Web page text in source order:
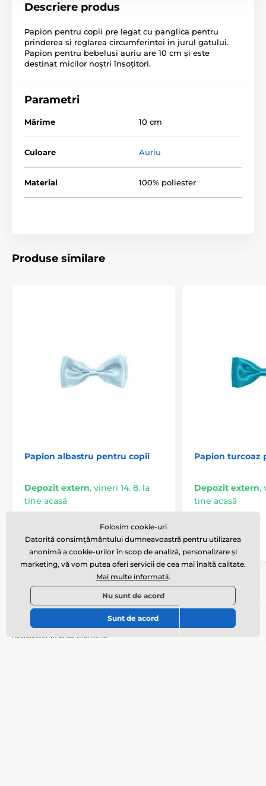
Descriere produs
Papion pentru copii pre legat cu panglica pentru
prinderea si reglarea circumferintei in jurul gatului.
Papion pentru bebelusi auriu are 10 cm şi este
destinat micilor noştri însoţitori.
Parametri
Mărime 10 cm
Culoare Auriu
Material 100% poliester
Produse similare
Papion albastru pentru copii
Depozit extern, vineri 14. 8. la
tine acasă
În coș
Papion turcoaz
Depozit extern,
tine acasă
Abonați-vă la newsletter
Introduceți aici e-mailul dvs. Conectează
Datele dvs. sunt în siguranță la noiși vă puteți dezabona de la
newsletter în orice moment.
Folosim cookie-uri
Datorită consimțământului dumneavoastră pentru utilizarea
anonimă a cookie-urilor în scop de analiză, personalizare și
marketing, vă vom putea oferi servicii de cea mai înaltă calitate.
Mai multe informații.
Nu sunt de acord
Sunt de acord